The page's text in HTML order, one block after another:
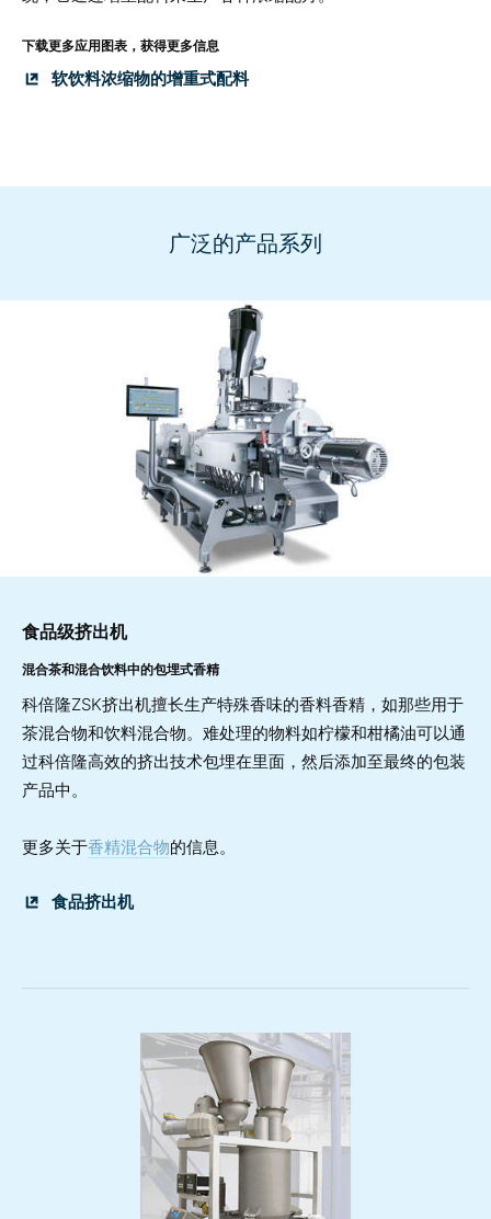
下载更多应用图表，获得更多信息
软饮料浓缩物的增重式配料
广泛的产品系列
食品级挤出机
混合茶和混合饮料中的包埋式香精
科倍隆ZSK挤出机擅长生产特殊香味的香料香精，如那些用于
茶混合物和饮料混合物。难处理的物料如柠檬和柑橘油可以通
过科倍隆高效的挤出技术包埋在里面，然后添加至最终的包装
产品中。
更多关于香精混合物的信息。
食品挤出机